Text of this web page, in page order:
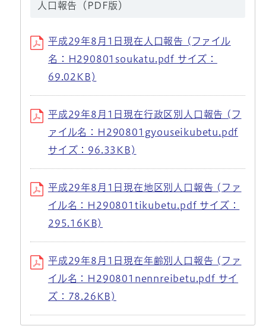
人口報告（PDF版）
平成29年8月1日現在人口報告 (ファイル
名：H290801soukatu.pdf サイズ：
69.02KB)
平成29年8月1日現在行政区別人口報告 (フ
ァイル名：H290801gyouseikubetu.pdf
サイズ：96.33KB)
平成29年8月1日現在地区別人口報告 (ファ
イル名：H290801tikubetu.pdf サイズ：
295.16KB)
平成29年8月1日現在年齢別人口報告 (ファ
イル名：H290801nennreibetu.pdf サイ
ズ：78.26KB)